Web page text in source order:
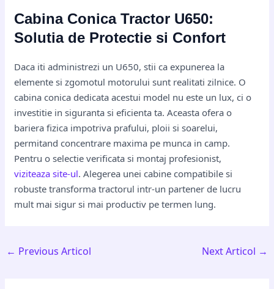
Cabina Conica Tractor U650:
Solutia de Protectie si Confort
Daca iti administrezi un U650, stii ca expunerea la
elemente si zgomotul motorului sunt realitati zilnice. O
cabina conica dedicata acestui model nu este un lux, ci o
investitie in siguranta si eficienta ta. Aceasta ofera o
bariera fizica impotriva prafului, ploii si soarelui,
permitand concentrare maxima pe munca in camp.
Pentru o selectie verificata si montaj profesionist,
viziteaza site-ul. Alegerea unei cabine compatibile si
robuste transforma tractorul intr-un partener de lucru
mult mai sigur si mai productiv pe termen lung.
← Previous Articol Next Articol →